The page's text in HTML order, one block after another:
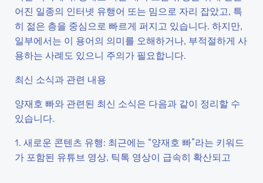
어진 일종의 인터넷 유행어 또는 밈으로 자리 잡았고, 특
히 젊은 층을 중심으로 빠르게 퍼지고 있습니다. 하지만,
일부에서는 이 용어의 의미를 오해하거나, 부적절하게 사
용하는 사례도 있으니 주의가 필요합니다.
최신 소식과 관련 내용
양재호 빠와 관련된 최신 소식은 다음과 같이 정리할 수
있습니다.
1. 새로운 콘텐츠 유행: 최근에는 “양재호 빠”라는 키워드
가 포함된 유튜브 영상, 틱톡 영상이 급속히 확산되고